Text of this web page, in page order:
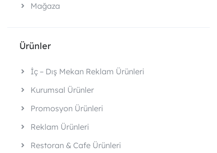
Mağaza
Ürünler
İç – Dış Mekan Reklam Ürünleri
Kurumsal Ürünler
Promosyon Ürünleri
Reklam Ürünleri
Restoran & Cafe Ürünleri